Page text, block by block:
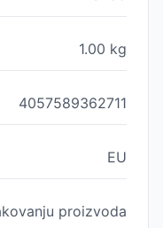
1.00 kg
4057589362711
EU
proizvoda